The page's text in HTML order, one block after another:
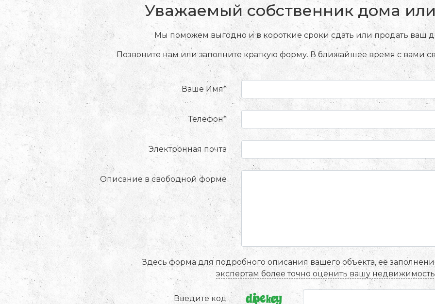
Уважаемый собственник дома или
Мы поможем выгодно и в короткие сроки сдать или продать ваш
Позвоните нам или заполните краткую форму. В ближайшее время с вами
Ваше Имя*
Телефон*
Электронная почта
Описание в свободной форме
Здесь форма для подробного описания вашего объекта, её
экспертам более точно оценить вашу
Введите код